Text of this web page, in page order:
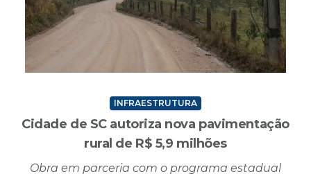
INFRAESTRUTURA
Cidade de SC autoriza nova pavimentação